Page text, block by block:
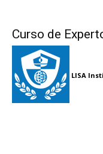
Curso de
LISA